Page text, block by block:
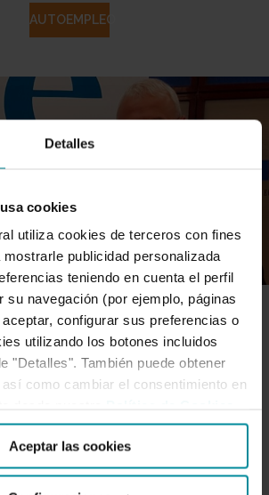
Detalles
cookies
utiliza cookies de terceros con fines
publicidad personalizada
teniendo en cuenta el perfil
su navegación (por ejemplo, páginas
configurar sus preferencias o
utilizando los botones incluidos
"Detalles". También puede obtener
como cambiar el consentimiento en
Aceptar las cookies
AUTOEMPLEO
al Grupo
Cajamar para la